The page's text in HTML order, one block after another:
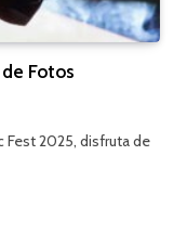
Fotos
Fest 2025, disfruta de